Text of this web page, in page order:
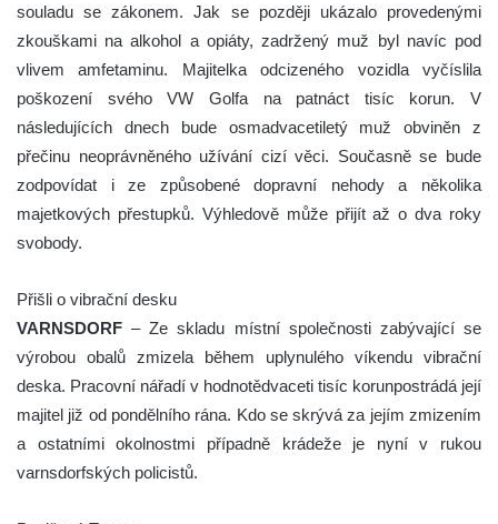
souladu se zákonem. Jak se později ukázalo provedenými
zkouškami na alkohol a opiáty, zadržený muž byl navíc pod
vlivem amfetaminu. Majitelka odcizeného vozidla vyčíslila
poškození svého VW Golfa na patnáct tisíc korun. V
následujících dnech bude osmadvacetiletý muž obviněn z
přečinu neoprávněného užívání cizí věci. Současně se bude
zodpovídat i ze způsobené dopravní nehody a několika
majetkových přestupků. Výhledově může přijít až o dva roky
svobody.
Přišli o vibrační desku
VARNSDORF – Ze skladu místní společnosti zabývající se
výrobou obalů zmizela během uplynulého víkendu vibrační
deska. Pracovní nářadí v hodnotědvaceti tisíc korunpostrádá její
majitel již od pondělního rána. Kdo se skrývá za jejím zmizením
a ostatními okolnostmi případně krádeže je nyní v rukou
varnsdorfských policistů.